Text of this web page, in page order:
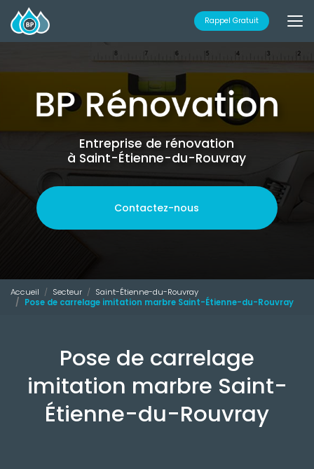
au
contenu
principal
Rappel Gratuit
Entreprise de rénovation
à Saint-Étienne-du-Rouvray
Contactez-nous
Accueil Secteur
Saint-Étienne-du-Rouvray
Pose de carrelage imitation marbre Saint-Étienne-du-Rouvray
Pose de carrelage
imitation marbre Saint-
Étienne-du-Rouvray